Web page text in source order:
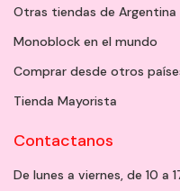
Otras tiendas de Argentina
Monoblock en el mundo
Comprar desde otros
Tienda Mayorista
Contactanos
De lunes a viernes, de 10 a